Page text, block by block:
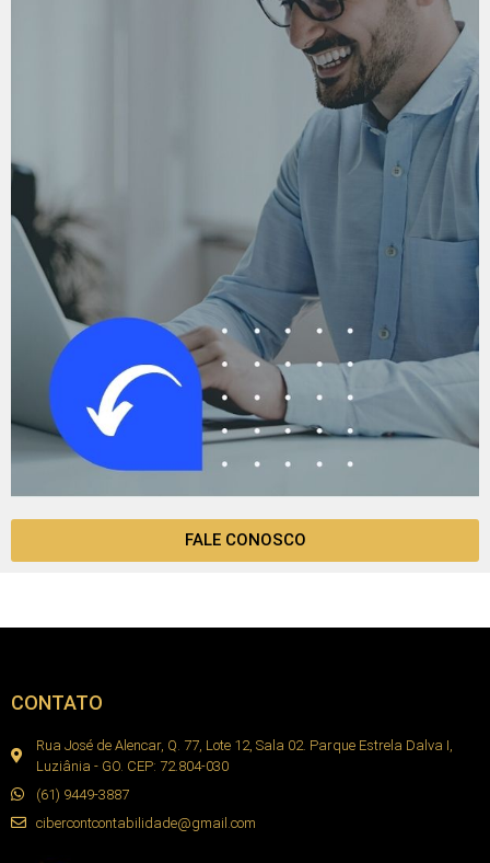
FALE CONOSCO
CONTATO
Rua José de Alencar, Q. 77, Lote 12, Sala 02. Parque Estrela Dalva I,
Luziânia - GO. CEP: 72.804-030
(61) 9449-3887
cibercontcontabilidade@gmail.com